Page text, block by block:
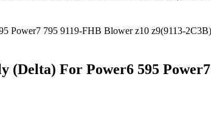
For Power6 595 Power7